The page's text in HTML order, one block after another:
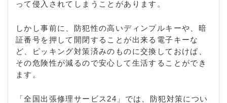
って侵入されてしまうことがあります。
しかし事前に、防犯性の高いディンプルキーや、暗
証番号を押して開閉することが出来る電子キーな
ど、ピッキング対策済みのものに交換しておけば、
その危険性が減るので安心して生活することができ
ます。
「全国出張修理サービス24」では、防犯対策につい